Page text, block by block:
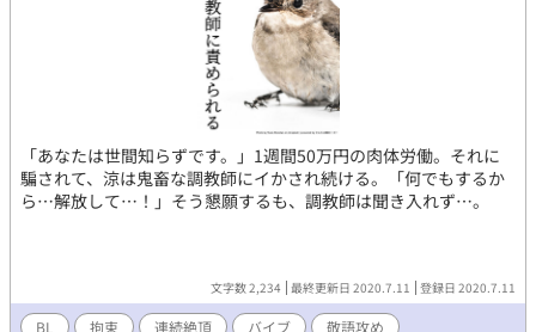
「あなたは世間知らずです。」1週間50万円の肉体労働。それに
騙されて、涼は鬼畜な調教師にイかされ続ける。「何でもするか
ら…解放して…！」そう懇願するも、調教師は聞き入れず…。
文字数 2,234 最終更新日 2020.7.11 登録日 2020.7.11
BL 拘束 連続絶頂 バイブ 敬語攻め